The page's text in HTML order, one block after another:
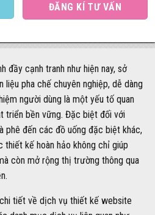
ĐĂNG KÍ TƯ VẤN
đầy cạnh tranh như hiện nay, sở
pha chế chuyên nghiệp, dễ dàng
người dùng là một yếu tố quan
triển bền vững. Đặc biệt đối với
phê đến các đồ uống đặc biệt khác,
kế hoàn hảo không chỉ giúp
còn mở rộng thị trường thông qua
tiết về dịch vụ thiết kế website